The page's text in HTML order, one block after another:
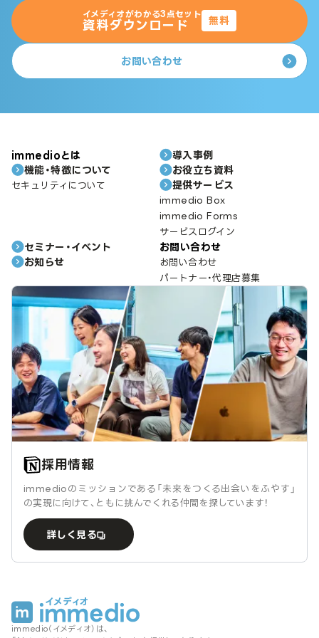
イメディオがわかる3点セット
資料ダウンロード 無料
お問い合わせ
immedioとは
機能・特徴について
セキュリティについて
導入事例
お役立ち資料
提供サービス
immedio Box
immedio Forms
サービスログイン
セミナー・イベント
お知らせ
お問い合わせ
お問い合わせ
パートナー・代理店募集
採用情報
immedioのミッションである「未来をつくる出会いをふやす」
の実現に向けて、ともに挑んでくれる仲間を探しています！
詳しく見る
immedio（イメディオ）は、